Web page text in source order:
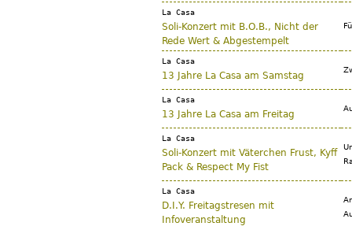
La Casa
Soli-Konzert mit B.O.B., Nicht der
Rede Wert & Abgestempelt
La Casa
13 Jahre La Casa am Samstag
La Casa
13 Jahre La Casa am Freitag
La Casa
Soli-Konzert mit Väterchen Frust, Kyff
Pack & Respect My Fist
La Casa
D.I.Y. Freitagstresen mit
Infoveranstaltung